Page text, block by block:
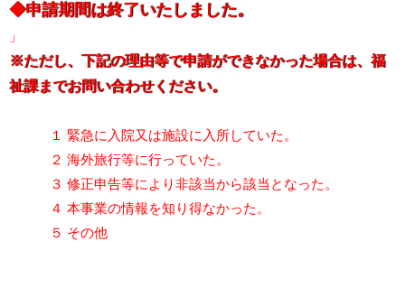
◆申請期間は終了いたしました。
」
※ただし、下記の理由等で申請ができなかった場合は、福
祉課までお問い合わせください。
１ 緊急に入院又は施設に入所していた。
２ 海外旅行等に行っていた。
３ 修正申告等により非該当から該当となった。
４ 本事業の情報を知り得なかった。
５ その他